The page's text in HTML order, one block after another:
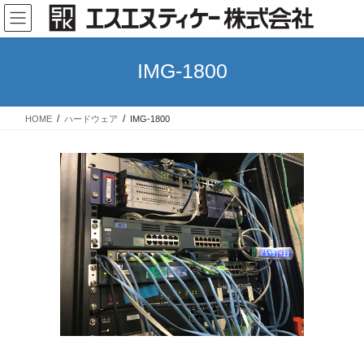
コ
ン
テ
ス
ナ
ビ
ゲ
ン
IMG-1800
HOME ハードウェア IMG-1800